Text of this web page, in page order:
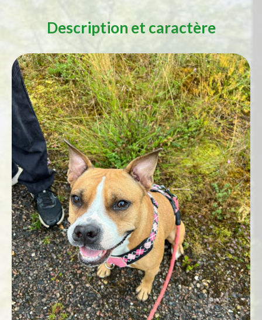
Description et caractère